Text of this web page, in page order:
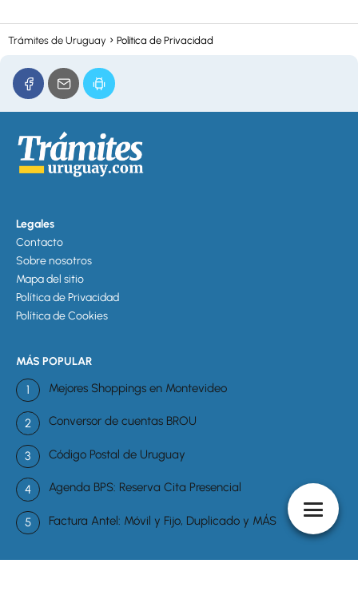
Trámites de Uruguay Política de Privacidad
Legales
Contacto
Sobre nosotros
Mapa del sitio
Política de Privacidad
Política de Cookies
MÁS POPULAR
Mejores Shoppings en Montevideo
Conversor de cuentas BROU
Código Postal de Uruguay
Agenda BPS: Reserva Cita Presencial
Factura Antel: Móvil y Fijo, Duplicado y MÁS